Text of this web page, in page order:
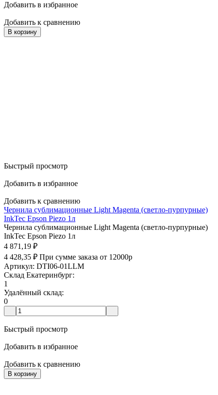
Добавить в избранное
Добавить к сравнению
В корзину
Быстрый просмотр
Добавить в избранное
Добавить к сравнению
Чернила сублимационные Light Magenta (светло-пурпурные)
InkTec Epson Piezo 1л
Чернила сублимационные Light Magenta (светло-пурпурные)
InkTec Epson Piezo 1л
4 871,19 ₽
4 428,35 ₽ При сумме заказа от 12000р
Артикул: DTI06-01LLM
Склад Екатеринбург:
1
Удалённый склад:
0
Быстрый просмотр
Добавить в избранное
Добавить к сравнению
В корзину